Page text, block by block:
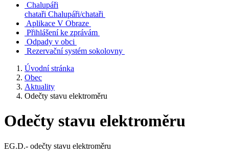
Chalupáři
chataři Chalupáři/chataři
Aplikace V Obraze
Přihlášení ke zprávám
Odpady v obci
Rezervační systém sokolovny
Úvodní stránka
Obec
Aktuality
Odečty stavu elektroměru
Odečty stavu elektroměru
EG.D.- odečty stavu elektroměru